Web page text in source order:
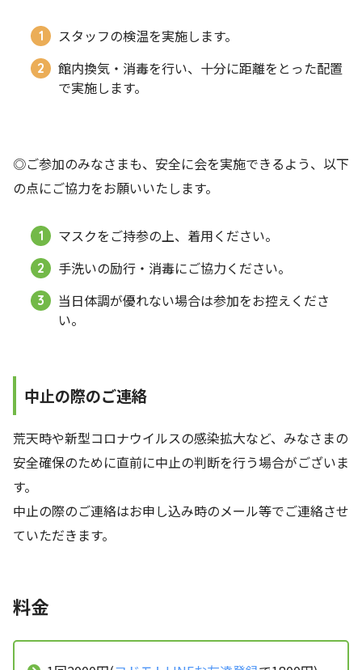
スタッフの検温を実施します。
館内換気・消毒を行い、十分に距離をとった配置
で実施します。
◎ご参加のみなさまも、安全に会を実施できるよう、以下
の点にご協力をお願いいたします。
マスクをご持参の上、着用ください。
手洗いの励行・消毒にご協力ください。
当日体調が優れない場合は参加をお控えくださ
い。
中止の際のご連絡
荒天時や新型コロナウイルスの感染拡大など、みなさまの
安全確保のために直前に中止の判断を行う場合がございま
す。
中止の際のご連絡はお申し込み時のメール等でご連絡させ
ていただきます。
料金